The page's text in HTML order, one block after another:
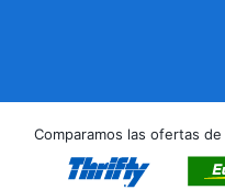
Comparamos las ofertas